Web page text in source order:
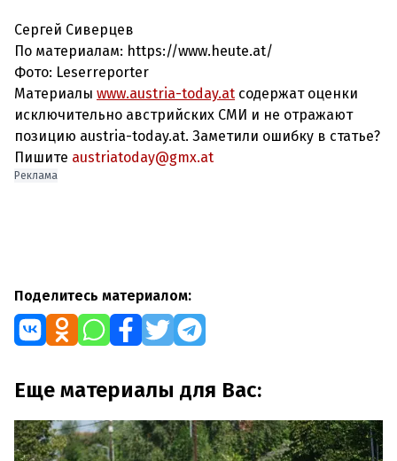
Сергей Сиверцев
По материалам: https://www.heute.at/
Фото: Leserreporter
Материалы www.austria-today.at содержат оценки
исключительно австрийских СМИ и не отражают
позицию austria-today.at. Заметили ошибку в статье?
Пишите austriatoday@gmx.at
Реклама
Поделитесь материалом:
Еще материалы для Вас: